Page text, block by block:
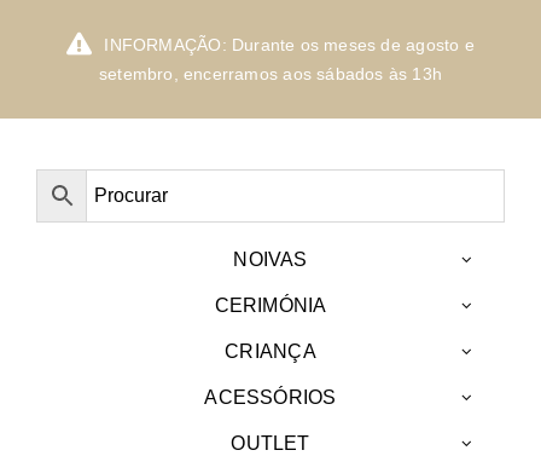
INFORMAÇÃO: Durante os meses de agosto e
setembro, encerramos aos sábados às 13h
NOIVAS
CERIMÓNIA
CRIANÇA
ACESSÓRIOS
OUTLET